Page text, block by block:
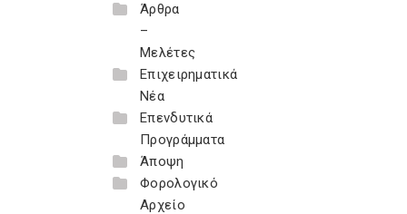
Άρθρα
–
Μελέτες
Επιχειρηματικά
Νέα
Επενδυτικά
Προγράμματα
Άποψη
Φορολογικό
Αρχείο